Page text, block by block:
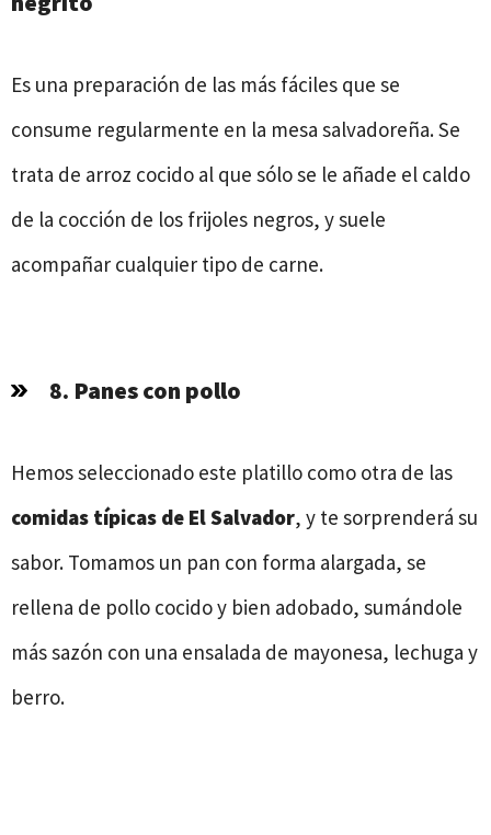
Es una preparación de las más fáciles que se
consume regularmente en la mesa salvadoreña. Se
trata de arroz cocido al que sólo se le añade el caldo
de la cocción de los frijoles negros, y suele
acompañar cualquier tipo de carne.
8. Panes con pollo
Hemos seleccionado este platillo como otra de las
comidas típicas de El Salvador, y te sorprenderá su
sabor. Tomamos un pan con forma alargada, se
rellena de pollo cocido y bien adobado, sumándole
más sazón con una ensalada de mayonesa, lechuga y
berro.